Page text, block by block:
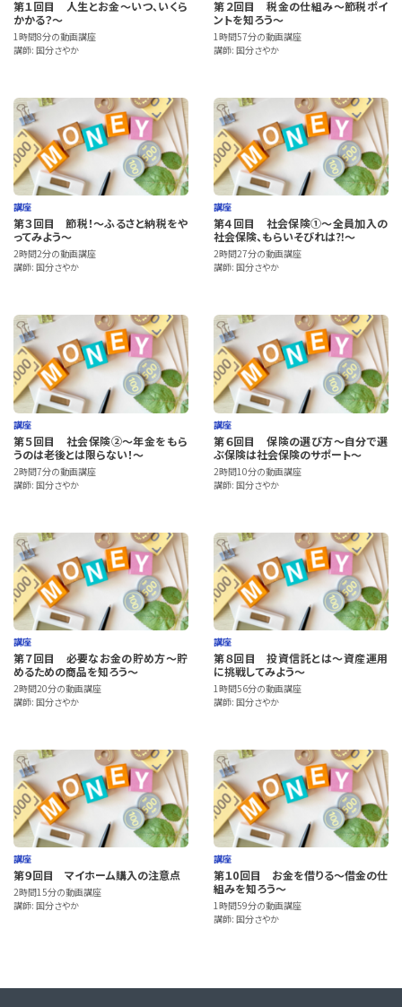
第１回目 人生とお金～いつ、いくら
かかる？～
1時間8分の動画講座
講師: 国分さやか
第２回目 税金の仕組み～節税ポイ
ントを知ろう～
1時間57分の動画講座
講師: 国分さやか
講座
第３回目 節税！～ふるさと納税をや
ってみよう～
2時間2分の動画講座
講師: 国分さやか
講座
第４回目 社会保険①～全員加入の
社会保険、もらいそびれは⁈～
2時間27分の動画講座
講師: 国分さやか
講座
第５回目 社会保険②～年金をもら
うのは老後とは限らない！～
2時間7分の動画講座
講師: 国分さやか
講座
第６回目 保険の選び方～自分で選
ぶ保険は社会保険のサポート～
2時間10分の動画講座
講師: 国分さやか
講座
第７回目 必要なお金の貯め方～貯
めるための商品を知ろう～
2時間20分の動画講座
講師: 国分さやか
講座
第８回目 投資信託とは～資産運用
に挑戦してみよう～
1時間56分の動画講座
講師: 国分さやか
講座
第９回目 マイホーム購入の注意点
2時間15分の動画講座
講師: 国分さやか
講座
第１0回目 お金を借りる～借金の仕
組みを知ろう～
1時間59分の動画講座
講師: 国分さやか